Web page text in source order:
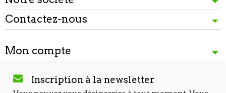
Contactez-nous
Mon compte
Inscription à la newsletter